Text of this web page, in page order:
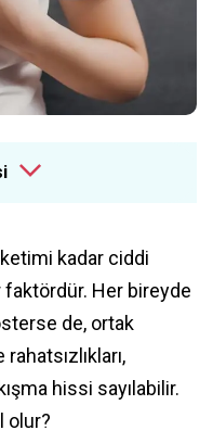
kadar ciddi
Her bireyde
de, ortak
hissi sayılabilir.
olur?